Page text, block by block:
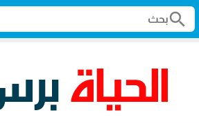
search